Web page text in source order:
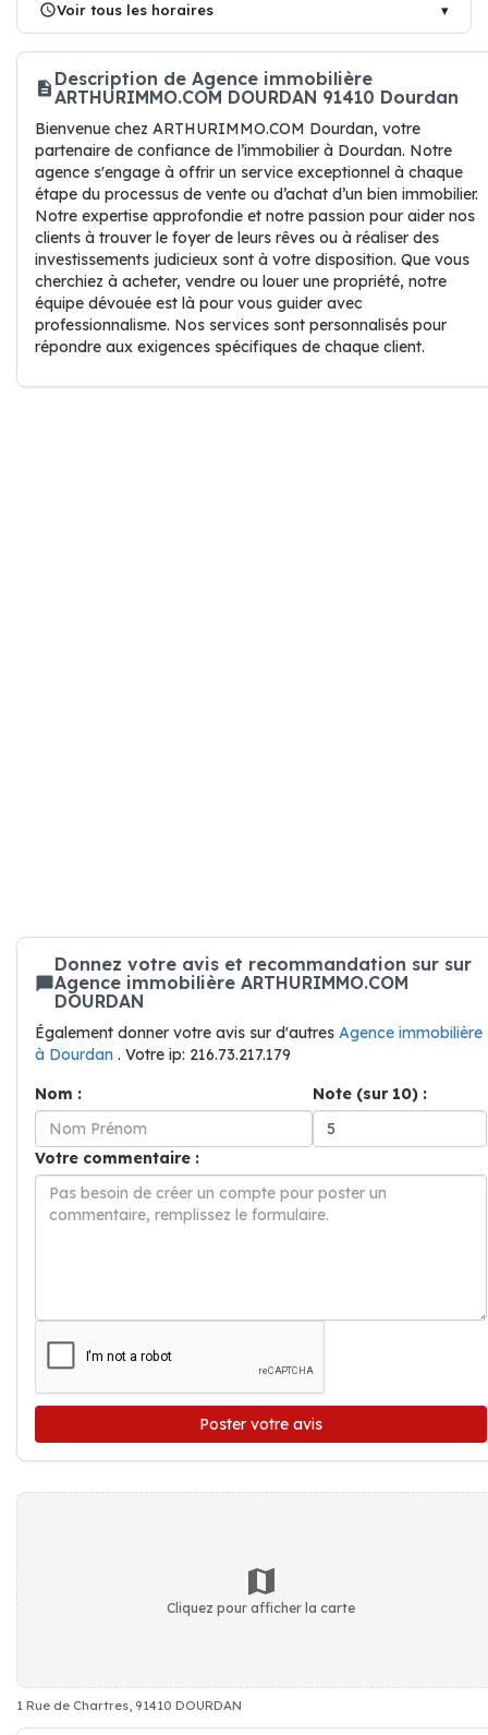
Voir tous les horaires
Description de Agence immobilière
ARTHURIMMO.COM DOURDAN 91410 Dourdan
Bienvenue chez ARTHURIMMO.COM Dourdan, votre
partenaire de confiance de l’immobilier à Dourdan. Notre
agence s'engage à offrir un service exceptionnel à chaque
étape du processus de vente ou d’achat d’un bien immobilier.
Notre expertise approfondie et notre passion pour aider nos
clients à trouver le foyer de leurs rêves ou à réaliser des
investissements judicieux sont à votre disposition. Que vous
cherchiez à acheter, vendre ou louer une propriété, notre
équipe dévouée est là pour vous guider avec
professionnalisme. Nos services sont personnalisés pour
répondre aux exigences spécifiques de chaque client.
Donnez votre avis et recommandation sur sur
Agence immobilière ARTHURIMMO.COM
DOURDAN
Également donner votre avis sur d'autres Agence immobilière
à Dourdan . Votre ip: 216.73.217.179
Nom :
Note (sur 10) :
Votre commentaire :
Poster votre avis
Cliquez pour afficher la carte
1 Rue de Chartres, 91410 DOURDAN